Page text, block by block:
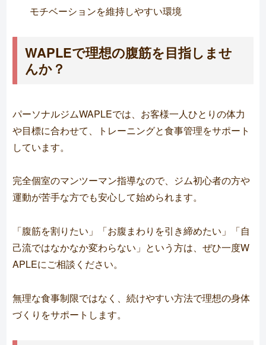
モチベーションを維持しやすい環境
WAPLEで理想の腹筋を目指しませ
んか？
パーソナルジムWAPLEでは、お客様一人ひとりの体力
や目標に合わせて、トレーニングと食事管理をサポート
しています。
完全個室のマンツーマン指導なので、ジム初心者の方や
運動が苦手な方でも安心して始められます。
「腹筋を割りたい」「お腹まわりを引き締めたい」「自
己流ではなかなか変わらない」という方は、ぜひ一度W
APLEにご相談ください。
無理な食事制限ではなく、続けやすい方法で理想の身体
づくりをサポートします。